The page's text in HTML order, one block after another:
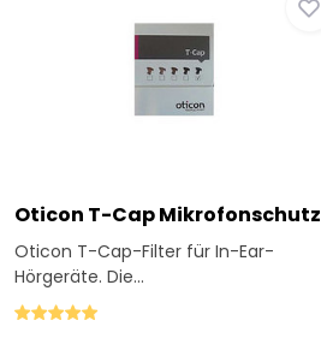
Oticon T-Cap Mikrofonschutz
Oticon T-Cap-Filter für In-Ear-
Hörgeräte. Die...